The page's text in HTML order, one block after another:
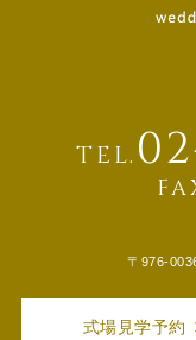
TEL.
〒976-
式場見学予約